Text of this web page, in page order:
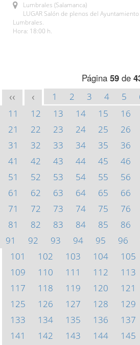
Lumbrales (Salamanca)
LUGAR Salón de plenos del
Lumbrales.
Hora: 18:00 h.
Página 59 de
<< < 1 2 3 4 5
11
12 13 14 15 16
21
22 23 24 25 26
31
32 33 34 35 36
41
42 43 44 45 46
51
52 53 54 55 56
61
62 63 64 65 66
71
72 73 74 75 76
81
82 83 84 85 86
91
92 93 94 95 96
101
102 103 104 105
109
110 111 112 113
117
118 119 120 121
125
126 127 128 129
133
134 135 136 137
141
142 143 144 145